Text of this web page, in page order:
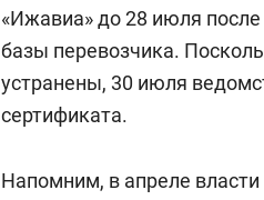
«Ижавиа» до 28 июля
базы перевозчика.
устранены, 30 июля
сертификата.
Напомним, в апреле